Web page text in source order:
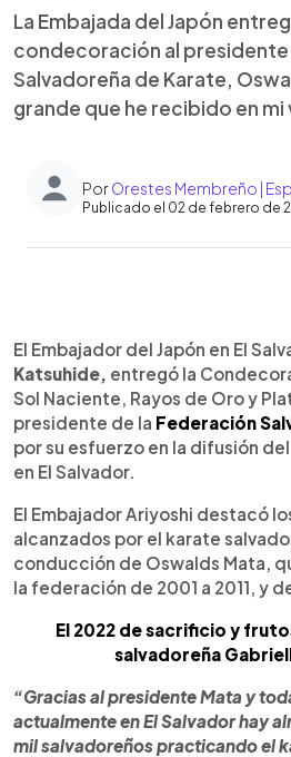
La Embajada del Japón
condecoración al presidente
Salvadoreña de Karate,
grande que he recibido en mi
PorOrestes Membreño |
Publicado el 02 de febrero de
► Escuchar artículo
El Embajador del Japón en El
Katsuhide, entregó la
Sol Naciente, Rayos de Oro y
presidente de la Federación
por su esfuerzo en la difusión
en El Salvador.
El Embajador Ariyoshi destacó
alcanzados por el karate
conducción de Oswalds Mata,
la federación de 2001 a 2011, y
El 2022 de sacrificio y
salvadoreña
“Gracias al presidente Mata y
actualmente en El Salvador hay
mil salvadoreños practicando el